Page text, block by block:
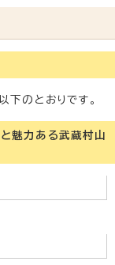
下のとおりです。
魅力ある武蔵村山